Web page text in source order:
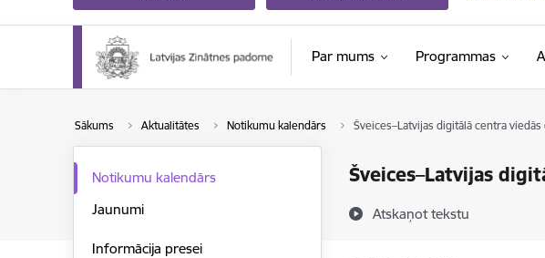
Par mums Programmas
Sākums Aktualitātes Notikumu kalendārs Šveices–Latvijas digitālā centra
Šveices–Latvijas
Atskaņot tekstu
Notikumu kalendārs
Jaunumi
Informācija presei